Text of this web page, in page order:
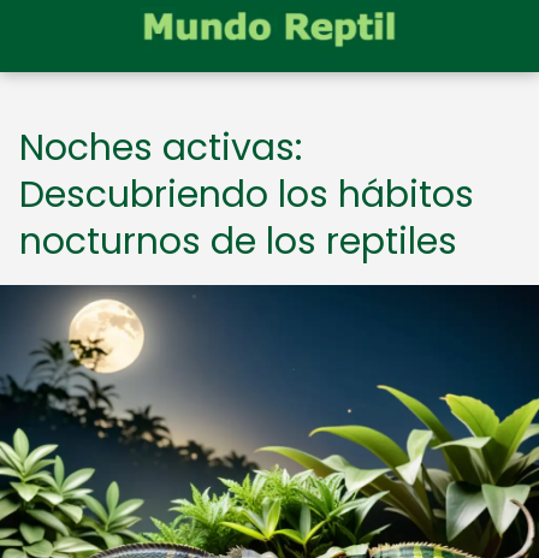
Noches activas:
Descubriendo los hábitos
nocturnos de los reptiles